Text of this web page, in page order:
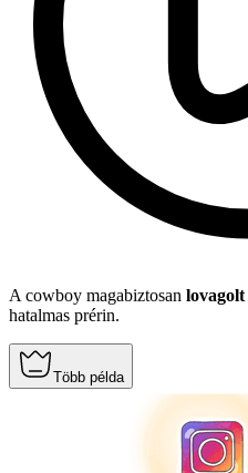
A cowboy magabiztosan lovagolt
hatalmas prérin.
Több példa